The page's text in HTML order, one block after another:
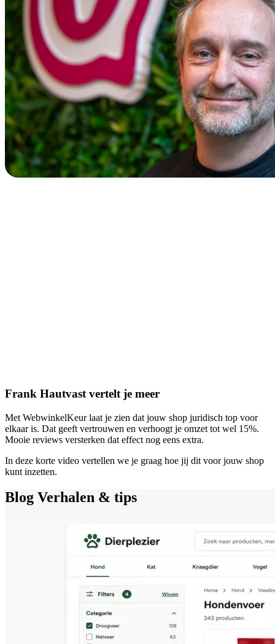
Frank Hautvast vertelt je meer
Met WebwinkelKeur laat je zien dat jouw shop juridisch top voor
elkaar is. Dat geeft vertrouwen en verhoogt je omzet tot wel 15%.
Mooie reviews versterken dat effect nog eens extra.
In deze korte video vertellen we je graag hoe jij dit voor jouw shop
kunt inzetten.
Blog Verhalen & tips